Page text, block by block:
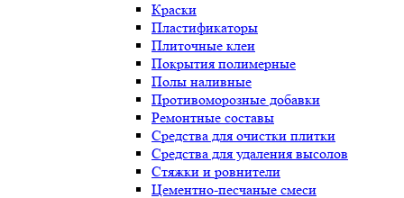
Краски
Пластификаторы
Плиточные клеи
Покрытия полимерные
Полы наливные
Противоморозные добавки
Ремонтные составы
Средства для очистки плитки
Средства для удаления высолов
Стяжки и ровнители
Цементно-песчаные смеси